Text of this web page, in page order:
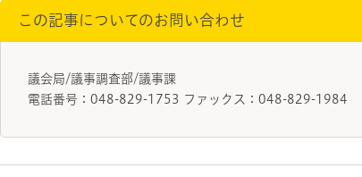
この記事についてのお問い合わせ
議会局/議事調査部/議事課
電話番号：048-829-1753 ファックス：048-829-1984